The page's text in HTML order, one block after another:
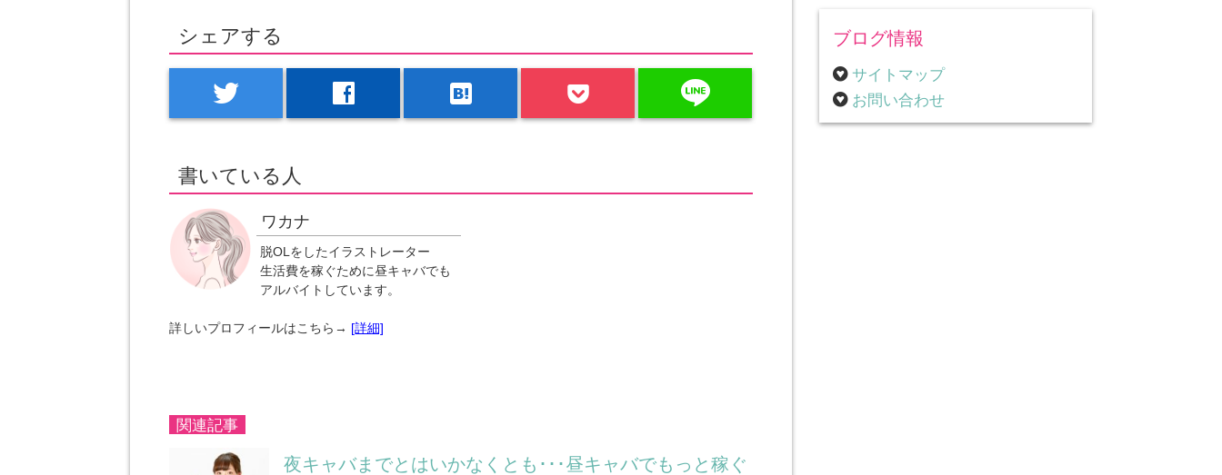
シェアする
twitter facebook hatenabookmark line
書いている人
ワカナ
脱OLをしたイラストレーター
生活費を稼ぐために昼キャバでも
アルバイトしています。
詳しいプロフィールはこちら→ [詳細]
関連記事
夜キャバまでとはいかなくとも･･･昼キャバでもっと稼ぐ
ブログ情報
サイトマップ
お問い合わせ